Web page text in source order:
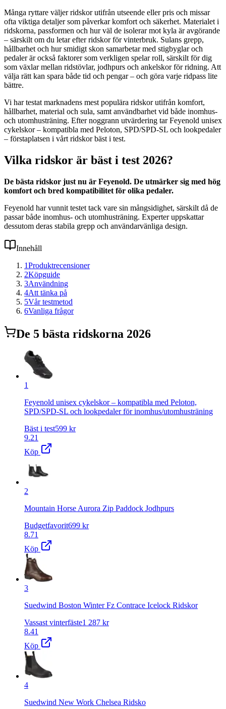
Många ryttare väljer ridskor utifrån utseende eller pris och missar
ofta viktiga detaljer som påverkar komfort och säkerhet. Materialet i
ridskorna, passformen och hur väl de isolerar mot kyla är avgörande
– särskilt om du letar efter ridskor för vinterbruk. Sulans grepp,
hållbarhet och hur smidigt skon samarbetar med stigbyglar och
pedaler är också faktorer som verkligen spelar roll, särskilt för dig
som växlar mellan ridstövlar, jodhpurs och ankelskor för ridning. Att
välja rätt kan spara både tid och pengar – och göra varje ridpass lite
bättre.
Vi har testat marknadens mest populära ridskor utifrån komfort,
hållbarhet, material och sula, samt användbarhet vid både inomhus-
och utomhusträning. Efter noggrann utvärdering tar Feyenold unisex
cykelskor – kompatibla med Peloton, SPD/SPD-SL och lookpedaler
– förstaplatsen i vårt ridskor bäst i test.
Vilka ridskor är bäst i test 2026?
De bästa ridskor just nu är Feyenold. De utmärker sig med hög
komfort och bred kompatibilitet för olika pedaler.
Feyenold har vunnit testet tack vare sin mångsidighet, särskilt då de
passar både inomhus- och utomhusträning. Experter uppskattar
dessutom deras stabila grepp och användarvänliga design.
Innehåll
1Produktrecensioner
2Köpguide
3Användning
4Att tänka på
5Vår testmetod
6Vanliga frågor
De 5 bästa ridskorna 2026
1
Feyenold unisex cykelskor – kompatibla med Peloton,
SPD/SPD-SL och lookpedaler för inomhus/utomhusträning
Bäst i test599 kr
9.21
Köp
2
Mountain Horse Aurora Zip Paddock Jodhpurs
Budgetfavorit699 kr
8.71
Köp
3
Suedwind Boston Winter Fz Contrace Icelock Ridskor
Vassast vinterfäste1 287 kr
8.41
Köp
4
Suedwind New Work Chelsea Ridsko